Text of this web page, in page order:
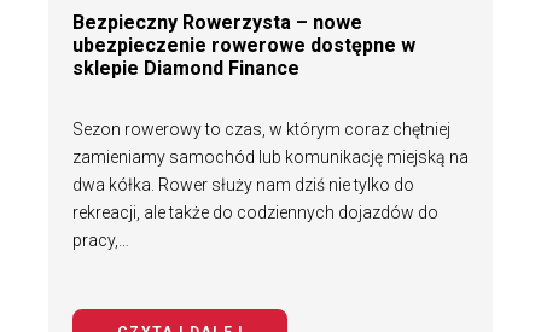
Bezpieczny Rowerzysta – nowe
ubezpieczenie rowerowe dostępne w
sklepie Diamond Finance
Sezon rowerowy to czas, w którym coraz chętniej
zamieniamy samochód lub komunikację miejską na
dwa kółka. Rower służy nam dziś nie tylko do
rekreacji, ale także do codziennych dojazdów do
pracy,…